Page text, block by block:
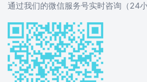
通过我们的微信服务号实时咨询（24